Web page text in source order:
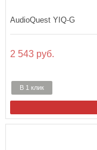
AudioQuest YIQ-G
2 543 руб.
В 1 клик